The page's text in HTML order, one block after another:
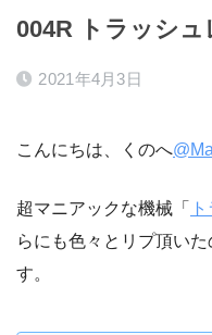
004R トラッシ
2021年4月3日
こんにちは、くのへ
超マニアックな機械「
らにも色々とリプ頂い
す。